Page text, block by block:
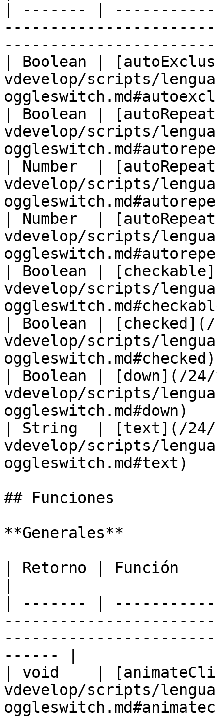
| ------- |
| Boolean |
vdevelop/scripts/
| Boolean |
vdevelop/scripts/
| Number  |
vdevelop/scripts/
| Number  |
vdevelop/scripts/
| Boolean |
vdevelop/scripts/
| Boolean |
vdevelop/scripts/
| Boolean | [down](/
vdevelop/scripts/
| String  | [text](/24/
vdevelop/scripts/
## Funciones
**Generales**
| Retorno | Función
| ------- |
------ |
| void    |
vdevelop/scripts/